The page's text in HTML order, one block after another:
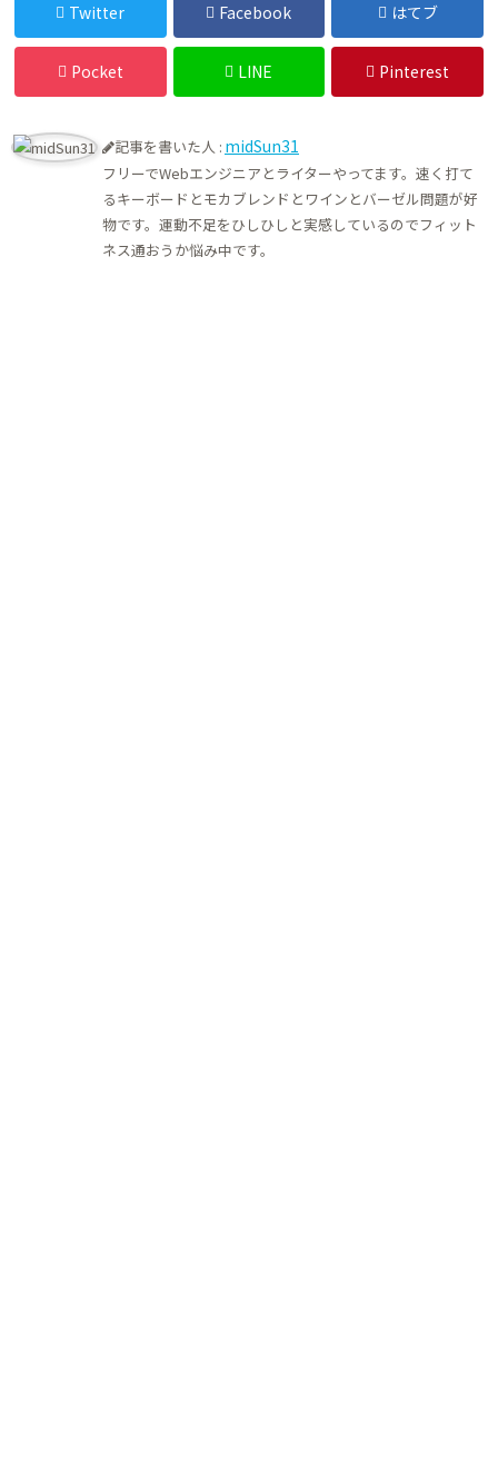
Twitter Facebook はてブ
Pocket LINE Pinterest
記事を書いた人 : midSun31
フリーでWebエンジニアとライターやってます。速く打て
るキーボードとモカブレンドとワインとバーゼル問題が好
物です。運動不足をひしひしと実感しているのでフィット
ネス通おうか悩み中です。